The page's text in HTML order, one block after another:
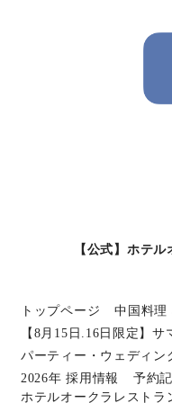
【公式】ホテ
トップページ 中国料理
【8月15日.16日限定】サ
パーティー・ウェディン
2026年 採用情報
予約
ホテルオークラレストラ